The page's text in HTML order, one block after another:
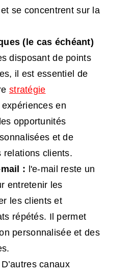
se concentrent sur la
(le cas échéant)
disposant de points
il est essentiel de
stratégie
en
opportunités
et de
relations clients.
: l'e-mail reste un
entretenir les
les clients et
répétés. Il permet
personnalisée et des
D’autres canaux